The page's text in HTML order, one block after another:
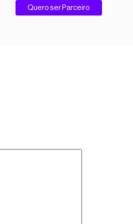
Quero ser Parceiro